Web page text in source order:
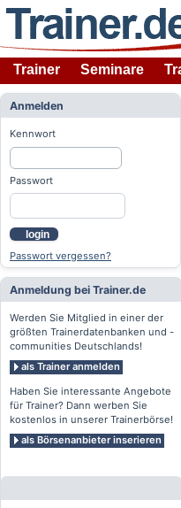
Trainer Seminare
Anmelden
Kennwort
Passwort
login
Passwort vergessen?
Anmeldung bei Trainer.de
Werden Sie Mitglied in einer der
größten Trainerdatenbanken und -
communities Deutschlands!
als Trainer anmelden
Haben Sie interessante Angebote
für Trainer? Dann werben Sie
kostenlos in unserer Trainerbörse!
als Börsenanbieter inserieren